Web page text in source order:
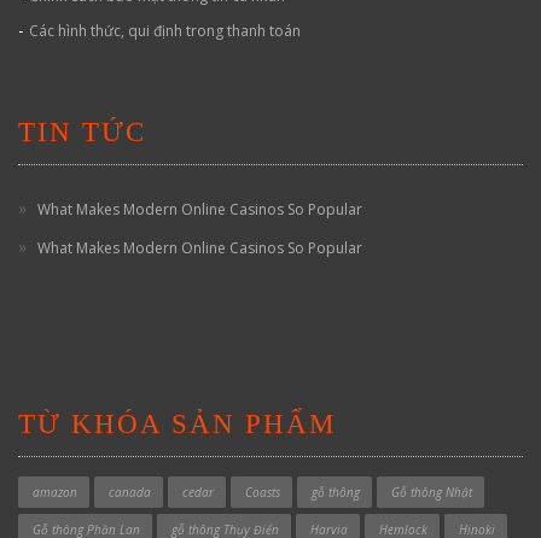
- Các hình thức, qui định trong thanh toán
TIN TỨC
What Makes Modern Online Casinos So Popular
What Makes Modern Online Casinos So Popular
TỪ KHÓA SẢN PHẨM
amazon canada cedar Coasts gỗ thông Gỗ thông Nhật
Gỗ thông Phần Lan gỗ thông Thụy Điển Harvia Hemlock Hinoki